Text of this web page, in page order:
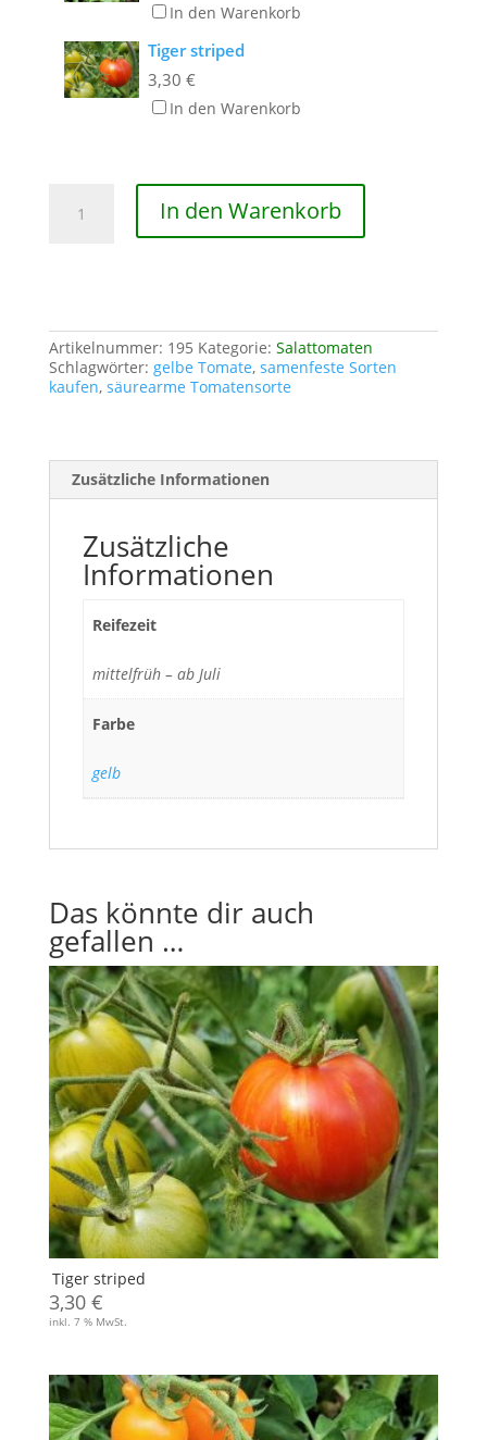
In den Warenkorb
Tiger striped
3,30 €
In den Warenkorb
In den Warenkorb
Artikelnummer: 195 Kategorie: Salattomaten
Schlagwörter: gelbe Tomate, samenfeste Sorten
kaufen, säurearme Tomatensorte
Zusätzliche Informationen
Zusätzliche
Informationen
Reifezeit
mittelfrüh – ab Juli
Farbe
gelb
Das könnte dir auch
gefallen …
Tiger striped
3,30 €
inkl. 7 % MwSt.